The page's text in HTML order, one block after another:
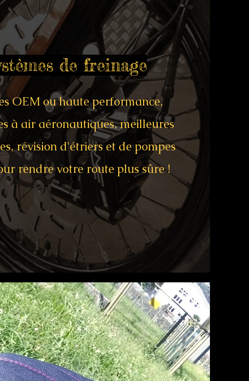
de freinage
OEM ou haute performance,
à air aéronautiques, meilleures
révision d'étriers et de pompes
rendre votre route plus sûre !